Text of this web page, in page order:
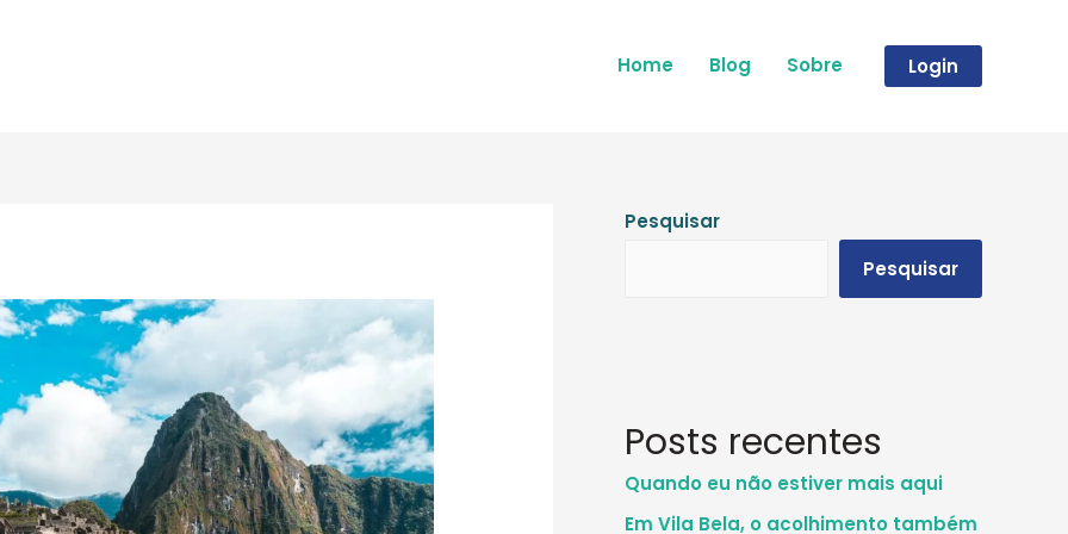
Home Blog Sobre Login
Pesquisar
Pesquisar
Posts recentes
Quando eu não estiver mais aqui
Em Vila Bela, o acolhimento também